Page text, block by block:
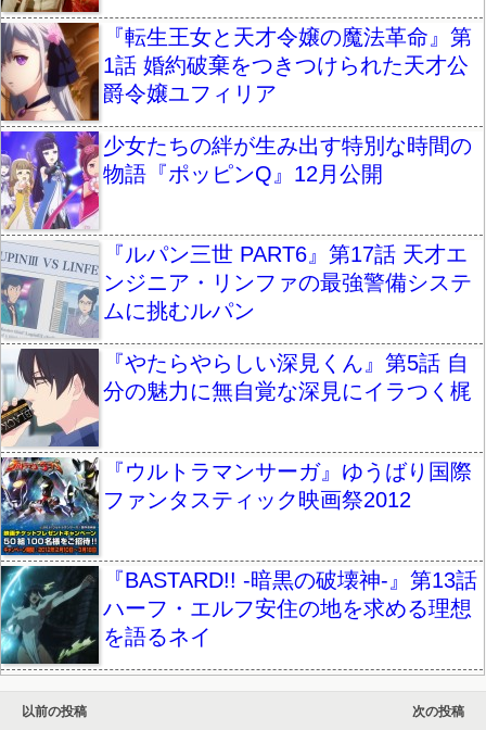
『転生王女と天才令嬢の魔法革命』第
1話 婚約破棄をつきつけられた天才公
爵令嬢ユフィリア
少女たちの絆が生み出す特別な時間の
物語『ポッピンQ』12月公開
『ルパン三世 PART6』第17話 天才エ
ンジニア・リンファの最強警備システ
ムに挑むルパン
『やたらやらしい深見くん』第5話 自
分の魅力に無自覚な深見にイラつく梶
『ウルトラマンサーガ』ゆうばり国際
ファンタスティック映画祭2012
『BASTARD!! -暗黒の破壊神-』第13話
ハーフ・エルフ安住の地を求める理想
を語るネイ
以前の投稿
次の投稿